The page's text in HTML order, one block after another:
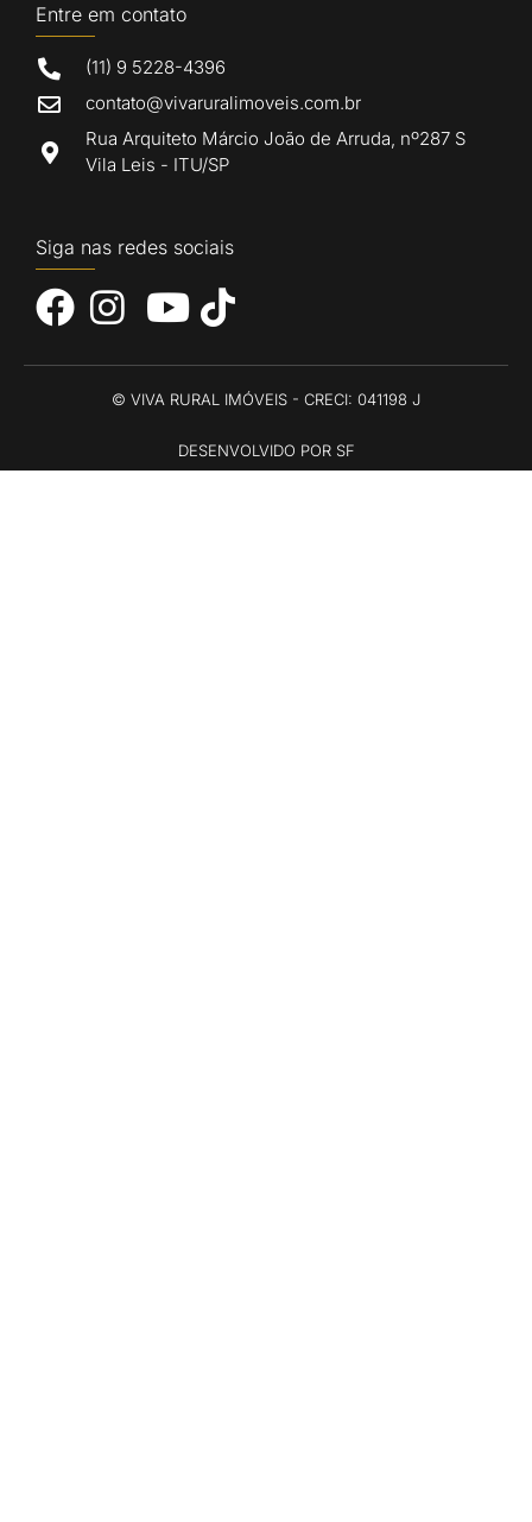
Entre em contato
(11) 9 5228-4396
contato@vivaruralimoveis.com.br
Rua Arquiteto Márcio João de Arruda, nº287 S
Vila Leis - ITU/SP
Siga nas redes sociais
© VIVA RURAL IMÓVEIS - CRECI: 041198 J
DESENVOLVIDO POR SF